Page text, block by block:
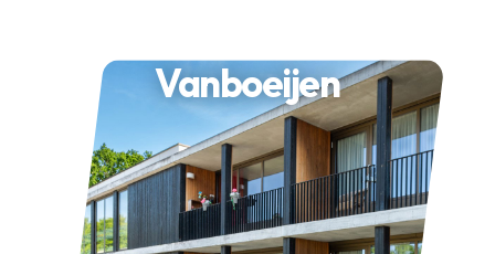
Vanboeijen